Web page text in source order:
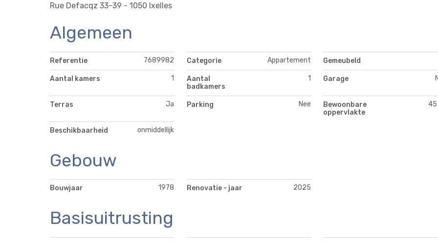
Rue Defacqz 33-39 - 1050 Ixelles
Algemeen
Referentie 7689982 Categorie Appartement Gemeubeld
Aantal kamers 1
Aantal
badkamers
1 Garage
Terras Ja Parking Nee
Bewoonbare
oppervlakte
45
Beschikbaarheid onmiddellijk
Gebouw
Bouwjaar 1978 Renovatie - jaar 2025
Basisuitrusting